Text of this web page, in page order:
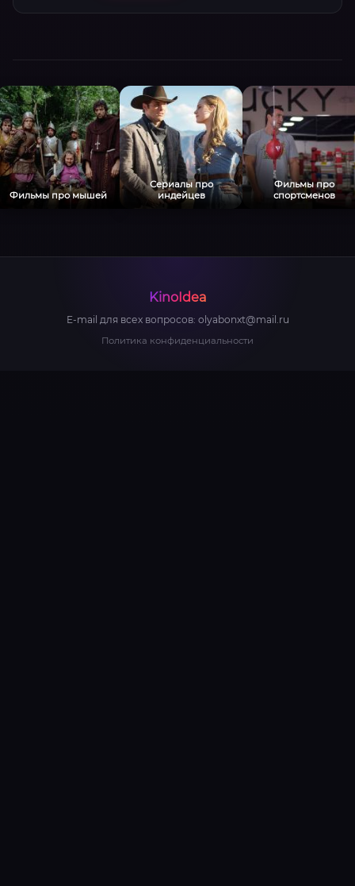
Фильмы про мышей
Сериалы про
индейцев
Фильмы про
спортсменов
KinoIdea
E-mail для всех вопросов: olyabonxt@mail.ru
Политика конфиденциальности